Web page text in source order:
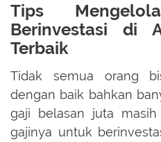
Tips
Berinvestasi di
Terbaik
Tidak semua orang
dengan baik bahkan
gaji belasan juta
gajinya untuk